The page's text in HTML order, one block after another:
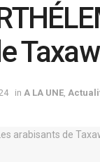
in A LA UNE